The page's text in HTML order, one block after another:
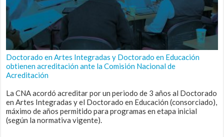
Doctorado en Artes Integradas y Doctorado en Educación
obtienen acreditación ante la Comisión Nacional de
Acreditación
La CNA acordó acreditar por un periodo de 3 años al Doctorado
en Artes Integradas y el Doctorado en Educación (consorciado),
máximo de años permitido para programas en etapa inicial
(según la normativa vigente).